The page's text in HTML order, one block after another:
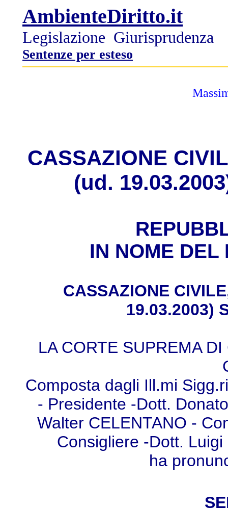
AmbienteDiritto.it
Legislazione Giurisprudenza
Sentenze per esteso
CASSAZIONE
(ud.
IN NOME DEL
CASSAZIONE
19.03.2003)
LA CORTE SUPREMA
Composta dagli Ill.mi
- Presidente -Dott.
Walter CELENTANO -
Consigliere -Dott.
ha